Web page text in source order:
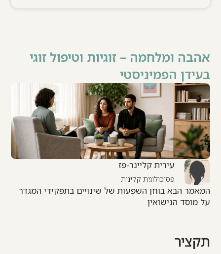
אהבה ומלחמה – זוגיות וטיפול זוגי
בעידן הפמיניסטי
עירית קליינר-פז
פסיכולוגית קלינית
המאמר הבא בוחן השפעות של שינויים בתפקידי המגדר
על מוסד הנישואין
תקציר